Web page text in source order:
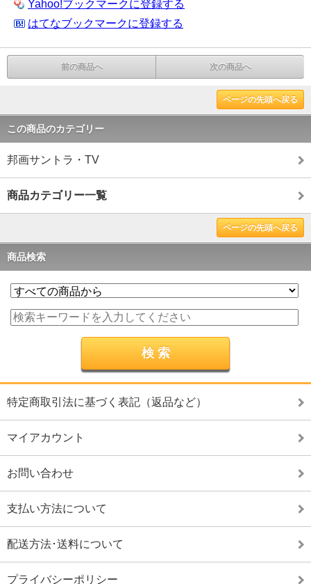
Yahoo!ブックマークに登録する
はてなブックマークに登録する
前の商品へ 次の商品へ
ページの先頭へ戻る
この商品のカテゴリー
邦画サントラ・TV
商品カテゴリー一覧
ページの先頭へ戻る
商品検索
特定商取引法に基づく表記（返品など）
マイアカウント
お問い合わせ
支払い方法について
配送方法･送料について
プライバシーポリシー